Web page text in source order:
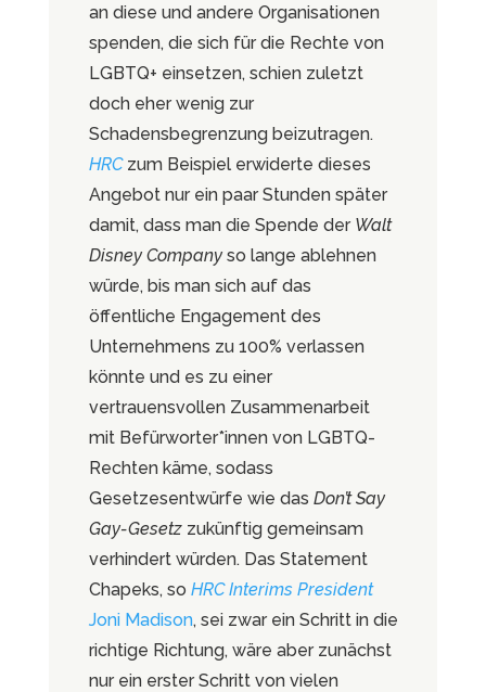
an diese und andere Organisationen
spenden, die sich für die Rechte von
LGBTQ+ einsetzen, schien zuletzt
doch eher wenig zur
Schadensbegrenzung beizutragen.
HRC zum Beispiel erwiderte dieses
Angebot nur ein paar Stunden später
damit, dass man die Spende der Walt
Disney Companyso lange ablehnen
würde, bis man sich auf das
öffentliche Engagement des
Unternehmens zu 100% verlassen
könnte und es zu einer
vertrauensvollen Zusammenarbeit
mit Befürworter*innen von LGBTQ-
Rechten käme, sodass
Gesetzesentwürfe wie das Don’t Say
Gay-Gesetzzukünftig gemeinsam
verhindert würden. Das Statement
Chapeks, so HRC Interims President
Joni Madison, sei zwar ein Schritt in die
richtige Richtung, wäre aber zunächst
nur ein erster Schritt von vielen